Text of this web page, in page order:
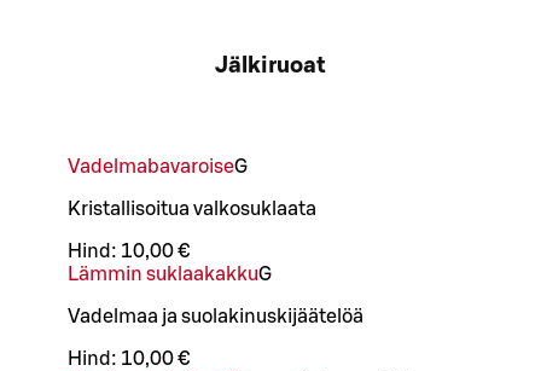
Jälkiruoat
VadelmabavaroiseG
Kristallisoitua valkosuklaata
Hind: 10,00 €
Lämmin suklaakakkuG
Vadelmaa ja suolakinuskijäätelöä
Hind: 10,00 €